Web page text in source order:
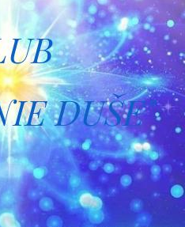
DUŠE"